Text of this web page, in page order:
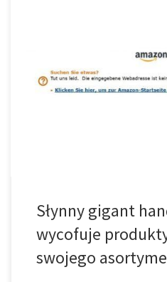
handlowy Amazon wycofuje ze
które zawierają substancję
CBD. Jeśli klikniemy na jeden z
Słynny gigant
wycofuje
swojego